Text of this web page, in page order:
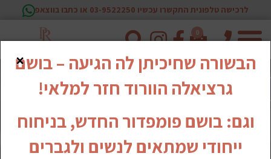
לרכישה טלפונית התקשרו עכשיו 03-9522250 או כתבו בווצאפ
טלפון
0
×
הבשורה שחיכיתן לה הגיעה – בושם
גרציאלה הוורוד חזר למלאי!
וגם: בושם פומפדור החדש, בניחוח
ייחודי שמתאים לנשים ולגברים